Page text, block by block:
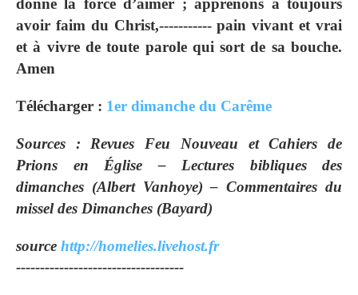
donne la force d’aimer ; apprenons à toujours
avoir faim du Christ,----------- pain vivant et vrai
et à vivre de toute parole qui sort de sa bouche.
Amen
Télécharger : 1er dimanche du Carême
Sources : Revues Feu Nouveau et Cahiers de
Prions en Église – Lectures bibliques des
dimanches (Albert Vanhoye) – Commentaires du
missel des Dimanches (Bayard)
source http://homelies.livehost.fr
-----------------------------------